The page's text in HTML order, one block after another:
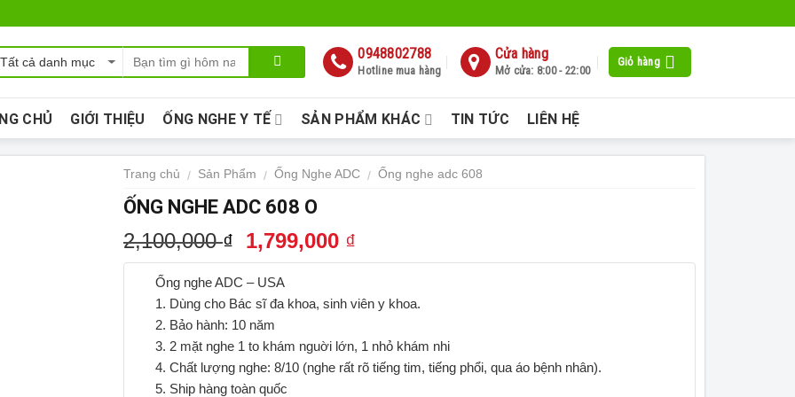
0948802788
Hotline mua hàng
Cửa hàng
Mở cửa: 8:00 - 22:00
Giỏ hàng
CHỦ GIỚI THIỆU ỐNG NGHE Y TẾ SẢN PHẨM KHÁC TIN TỨC LIÊN HỆ
Trang chủ / Sản Phẩm / Ống Nghe ADC / Ống nghe adc 608
ỐNG NGHE ADC 608 O
2,100,000₫ 1,799,000 ₫
Ống nghe ADC – USA
1. Dùng cho Bác sĩ đa khoa, sinh viên y khoa.
2. Bảo hành: 10 năm
3. 2 mặt nghe 1 to khám nguời lớn, 1 nhỏ khám nhi
4. Chất lượng nghe: 8/10 (nghe rất rõ tiếng tim, tiếng phổi, qua áo bệnh nhân).
5. Ship hàng toàn quốc